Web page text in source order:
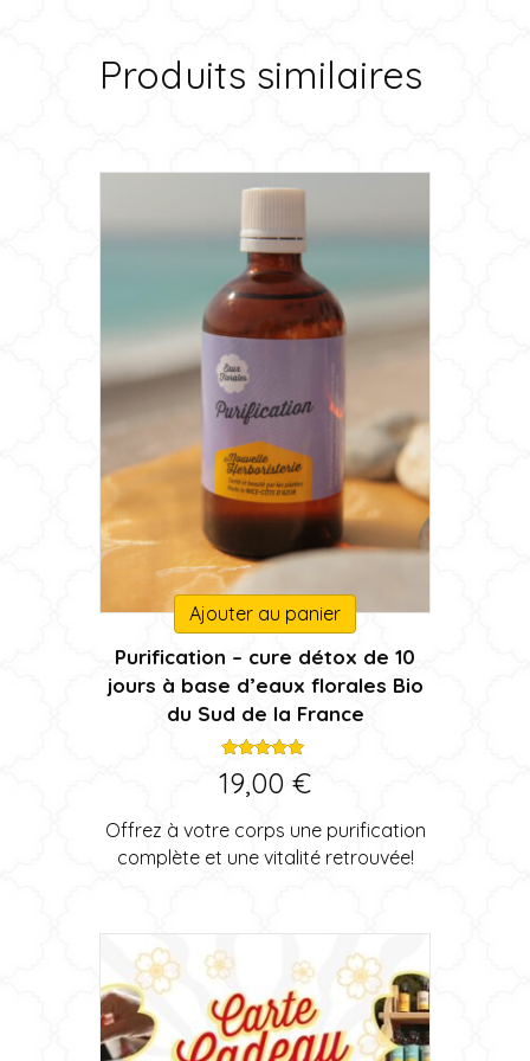
Produits similaires
Ajouter au panier
Purification – cure détox de 10
jours à base d’eaux florales Bio
du Sud de la France
Note
5.00
sur 5
19,00 €
Offrez à votre corps une purification
complète et une vitalité retrouvée!